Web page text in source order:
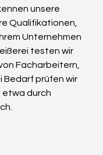
unsere
Qualifikationen,
Unternehmen
testen wir
Facharbeitern,
Bedarf prüfen wir
etwa durch